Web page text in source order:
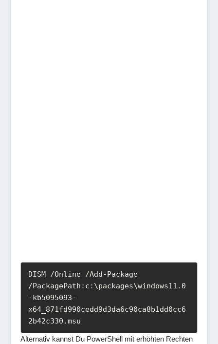
DISM /Online /Add-Package
/PackagePath:c:\packages\windows11.0
-kb5095093-
x64_871fd990cedd9d3da6c90ca8b1dd0cc6
2b42c330.msu
Alternativ kannst Du PowerShell mit erhöhten Rechten